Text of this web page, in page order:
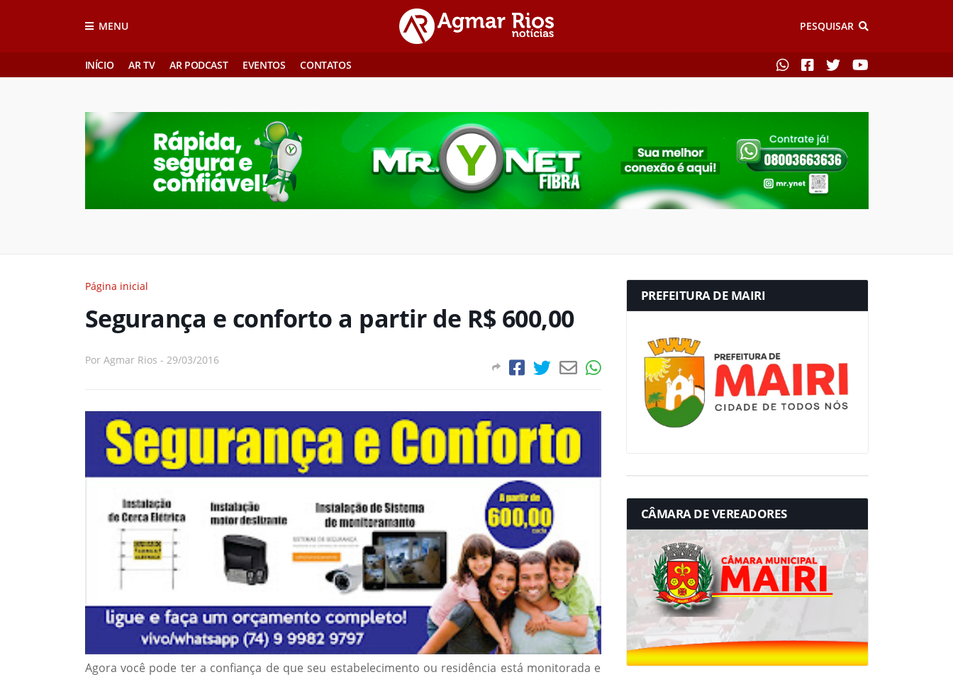
MENU PESQUISAR
INÍCIO AR TV AR PODCAST EVENTOS CONTATOS
Página inicial
Segurança e conforto a partir de R$ 600,00
Por Agmar Rios - 29/03/2016
Agora você pode ter a confiança de que seu estabelecimento ou residência está monitorada e
PREFEITURA DE MAIRI
CÂMARA DE VEREADORES